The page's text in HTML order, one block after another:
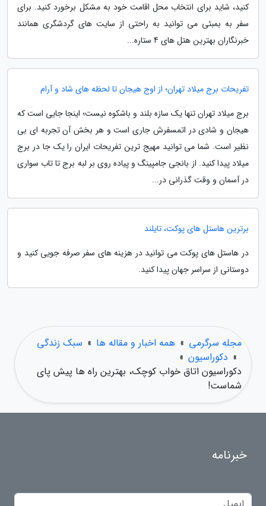
کنید، شاید برای انتخاب محل اقامت خود به مشکل برخورد کنید. برای
سفر به بمبئی می توانید به راحتی از سایت های گردشگری همانند
خبرنگاران بهترین هتل های 4 ستاره...
تفریحات برج میلاد تهران؛ از اوج هیجان تا لحظه های شاد و آرام
برج میلاد تهران تنها یک سازه بلند و باشکوه نیست؛ اینجا جایی است که
هیجان و شادی در اتمسفرش جاری است و هر بخش آن تجربه ای بی
نظیر است. شما می توانید مهیج ترین تفریحات ایران را یک جا در برج
میلاد پیدا کنید. از بانجی جامپینگ و پیاده روی بر لبه برج تا تاب سواری
در آسمان و وقت گذرانی در...
برترین هاستل های پوکت، تایلند
در هاستل های پوکت می توانید در هزینه های سفر صرفه جویی کنید و
دوستانی از سراسر جهان پیدا کنید.
مجله سرگرمی » همه اخبار و مقاله ها » سبک زندگی
» دکوراسیون »
دکوراسیون اتاق خواب کوچک، بهترین راه ها پیش پای
شماست!
خبرنامه